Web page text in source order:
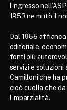
l’ingresso
1953 ne mutò il
Dal 1955
editoriale,
fonti più
servizi e soluzioni
Camilloni che ha
cioè quella che
l’imparzialità.